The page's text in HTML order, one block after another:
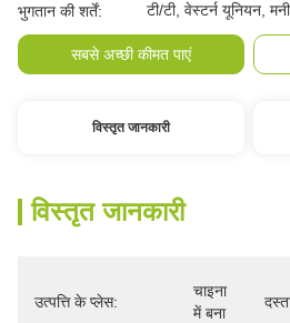
भुगतान की शर्तें: टी/टी, वेस्टर्न यूनियन,
सबसे अच्छी कीमत पाएं
विस्तृत जानकारी
विस्तृत जानकारी
उत्पत्ति के प्लेस:
चाइना
में बना